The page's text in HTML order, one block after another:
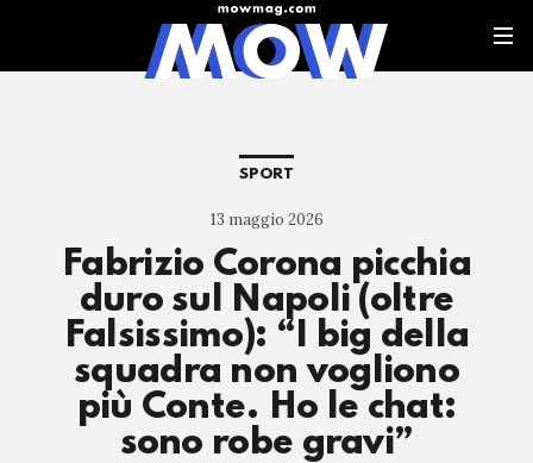
SPORT
13 maggio 2026
Fabrizio Corona picchia
duro sul Napoli (oltre
Falsissimo): “I big della
squadra non vogliono
più Conte. Ho le chat:
sono robe gravi”